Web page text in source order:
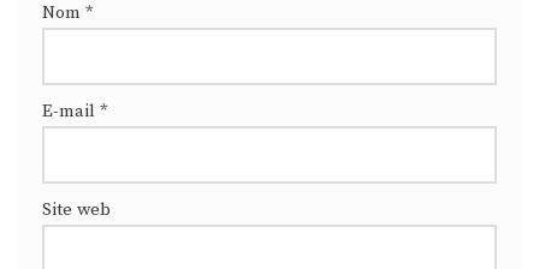
Nom *
E-mail *
Site web